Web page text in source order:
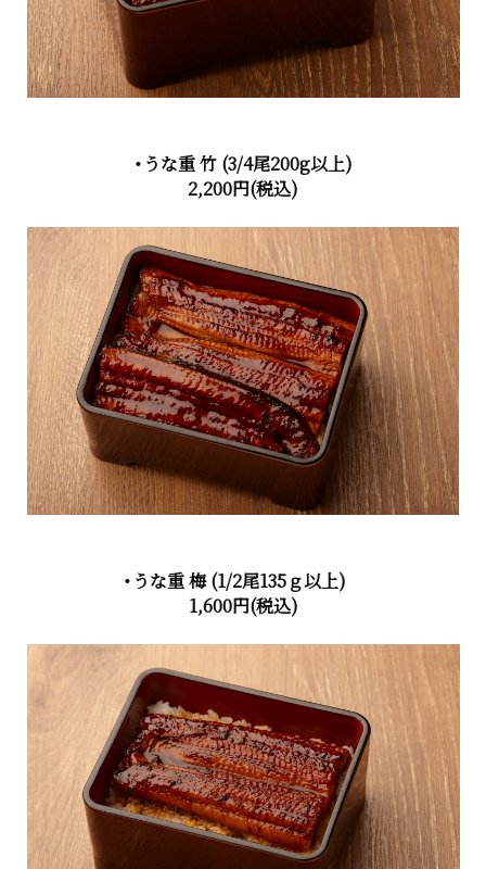
・うな重 竹 (3/4尾200g以上)
2,200円(税込)
・うな重 梅(1/2尾135ｇ以上)
1,600円(税込)